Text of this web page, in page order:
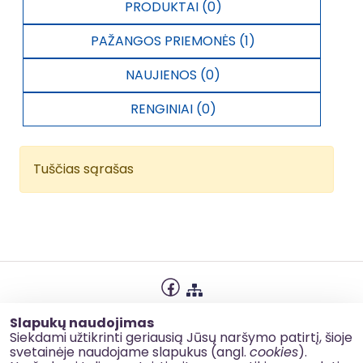
Slapukų naudojimas
Siekdami užtikrinti geriausią Jūsų naršymo patirtį, šioje
svetainėje naudojame slapukus (angl. cookies).
veiklas, sustiprėjęs bendruomeniškumas,
padidėjęs jaunimo fizinis aktyvumas ir kultūrinis
sąmoningumas.
Ritinys  kaip sporto šaka gali tapti
bendruomenės ryšių stiprinimo įrankiu.
Sustiprėjęs bendruomeniškumas ir socialinė
integracija. Padidėjęs jaunimo fizinis aktyvumas
ir kultūrinis sąmoningumas
PRODUKTAI (0)
PAŽANGOS PRIEMONĖS (1)
NAUJIENOS (0)
RENGINIAI (0)
Tuščias sąrašas
Slapukų naudojimas